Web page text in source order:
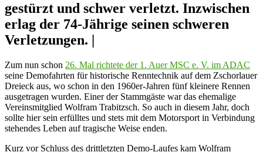
gestürzt und schwer verletzt. Inzwischen
erlag der 74-Jährige seinen schweren
Verletzungen. |
Zum nun schon 26. Mal richtete der 1. Auer MSC e. V. im ADAC
seine Demofahrten für historische Renntechnik auf dem Zschorlauer
Dreieck aus, wo schon in den 1960er-Jahren fünf kleinere Rennen
ausgetragen wurden. Einer der Stammgäste war das ehemalige
Vereinsmitglied Wolfram Trabitzsch. So auch in diesem Jahr, doch
sollte hier sein erfülltes und stets mit dem Motorsport in Verbindung
stehendes Leben auf tragische Weise enden.
Kurz vor Schluss des drittletzten Demo-Laufes kam Wolfram